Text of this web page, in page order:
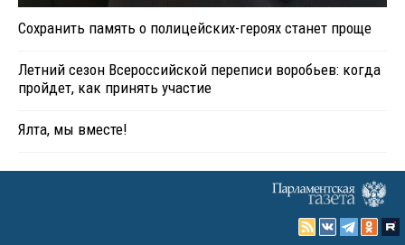
Сохранить память о полицейских-героях станет проще
Летний сезон Всероссийской переписи воробьев: когда
пройдет, как принять участие
Ялта, мы вместе!